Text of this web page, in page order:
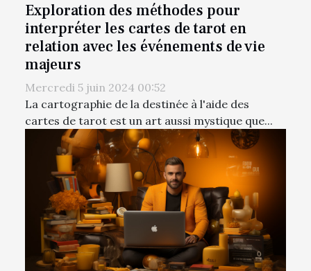
Exploration des méthodes pour
interpréter les cartes de tarot en
relation avec les événements de vie
majeurs
Mercredi 5 juin 2024 00:52
La cartographie de la destinée à l'aide des
cartes de tarot est un art aussi mystique que...